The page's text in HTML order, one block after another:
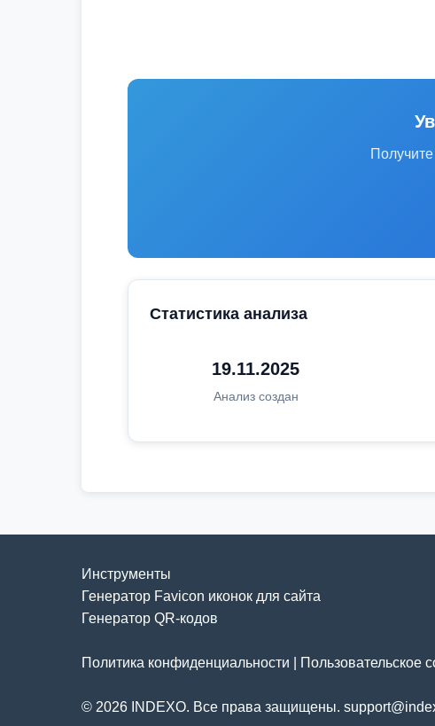
Статистика анализа
19.11.2025
Анализ создан
Инструменты
Генератор Favicon иконок для сайта
Генератор QR-кодов
Политика конфиденциальности Пользовательское
© 2026 INDEXO. Все права защищены.